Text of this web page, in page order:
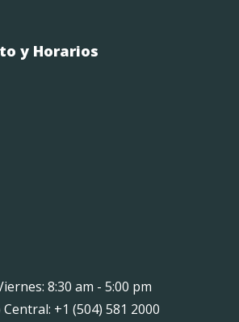
y Horarios
8:30 am - 5:00 pm
+1 (504) 581 2000